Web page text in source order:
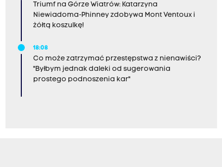
Triumf na Górze Wiatrów: Katarzyna
Niewiadoma-Phinney zdobywa Mont Ventoux i
żółtą koszulkę!
18:08
Co może zatrzymać przestępstwa z nienawiści?
"Byłbym jednak daleki od sugerowania
prostego podnoszenia kar"